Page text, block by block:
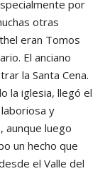
por
otras
eran Tomos
El anciano
la Santa Cena.
la iglesia, llegó el
y
aunque luego
un hecho que
el Valle del